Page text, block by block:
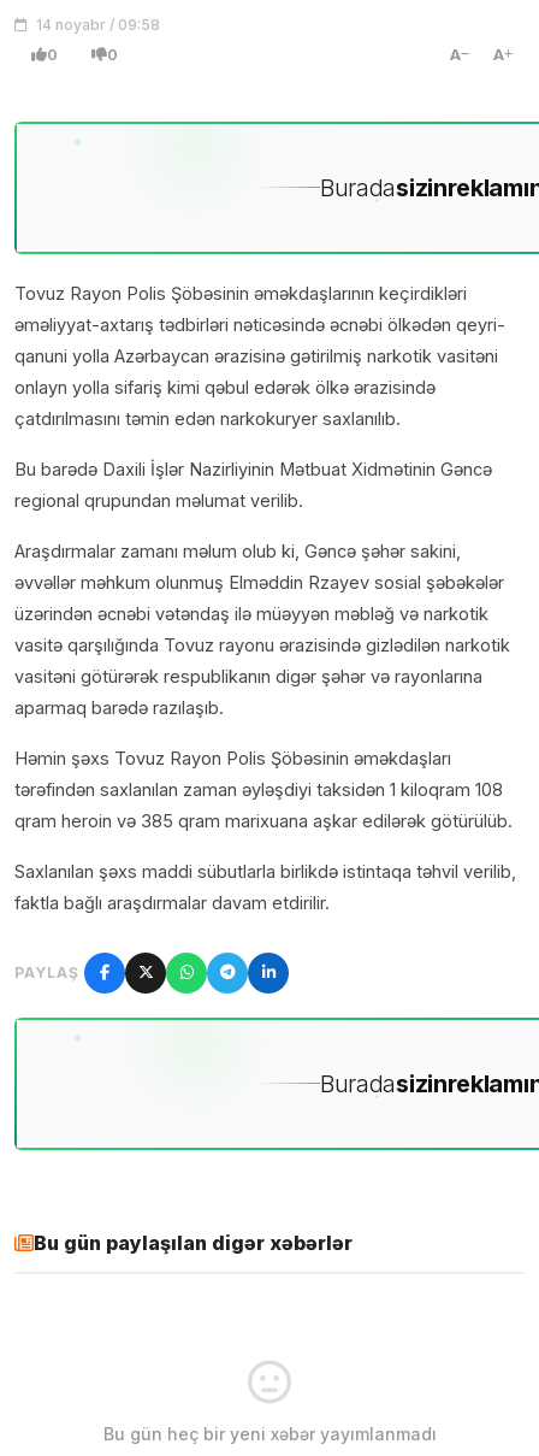
14 noyabr / 09:58
0 0 A A
Buradasizin
Tovuz Rayon Polis Şöbəsinin əməkdaşlarının keçirdikləri
əməliyyat-axtarış tədbirləri nəticəsində əcnəbi ölkədən qeyri-
qanuni yolla Azərbaycan ərazisinə gətirilmiş narkotik vasitəni
onlayn yolla sifariş kimi qəbul edərək ölkə ərazisində
çatdırılmasını təmin edən narkokuryer saxlanılıb.
Bu barədə Daxili İşlər Nazirliyinin Mətbuat Xidmətinin Gəncə
regional qrupundan məlumat verilib.
Araşdırmalar zamanı məlum olub ki, Gəncə şəhər sakini,
əvvəllər məhkum olunmuş Elməddin Rzayev sosial şəbəkələr
üzərindən əcnəbi vətəndaş ilə müəyyən məbləğ və narkotik
vasitə qarşılığında Tovuz rayonu ərazisində gizlədilən narkotik
vasitəni götürərək respublikanın digər şəhər və rayonlarına
aparmaq barədə razılaşıb.
Həmin şəxs Tovuz Rayon Polis Şöbəsinin əməkdaşları
tərəfindən saxlanılan zaman əyləşdiyi taksidən 1 kiloqram 108
qram heroin və 385 qram marixuana aşkar edilərək götürülüb.
Saxlanılan şəxs maddi sübutlarla birlikdə istintaqa təhvil verilib,
faktla bağlı araşdırmalar davam etdirilir.
PAYLAŞ
Buradasizin
Bu gün paylaşılan digər xəbərlər
Bu gün heç bir yeni xəbər yayımlanmadı